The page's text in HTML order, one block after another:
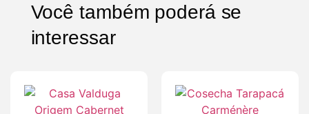
Você também poderá se
interessar